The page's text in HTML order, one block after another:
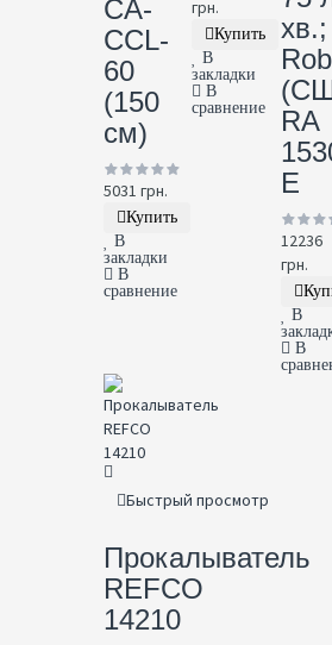
CA-
CCL-
60
(150
см)
5031 грн.
Купить
В
закладки
В
сравнение
грн.
Купить
В
закладки
В
сравнение
хв.;
RA
E
12236
грн.
В
В
Быстрый просмотр
Прокалыватель
REFCO
14210